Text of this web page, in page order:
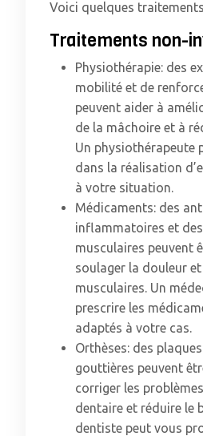
Voici quelques
Traitements non-
Physiothérapie: des
mobilité et de
peuvent aider à
de la mâchoire et à
Un physiothérapeute
dans la réalisation
à votre situation.
Médicaments: des
inflammatoires et
musculaires peuvent
soulager la douleur
musculaires. Un
prescrire les
adaptés à votre cas.
Orthèses: des
gouttières peuvent
corriger les
dentaire et réduire le
dentiste peut vous